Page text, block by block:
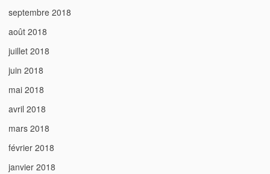
septembre 2018
août 2018
juillet 2018
juin 2018
mai 2018
avril 2018
mars 2018
février 2018
janvier 2018